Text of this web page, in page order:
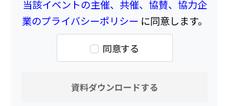
当該イベントの主催、共催、協賛、協力企
業のプライバシーポリシー に同意します。
同意する